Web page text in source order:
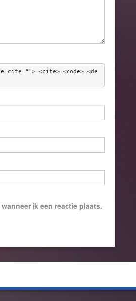
<cite> <code> <de
ik een reactie plaats.